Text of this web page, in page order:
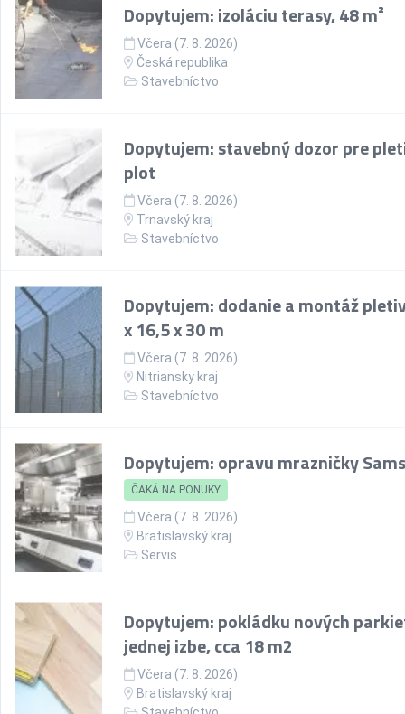
Dopytujem: izoláciu terasy, 48 m²
Včera (7. 8. 2026)
Česká republika
Stavebníctvo
Dopytujem: stavebný dozor pre
plot
Včera (7. 8. 2026)
Trnavský kraj
Stavebníctvo
Dopytujem: dodanie a montáž
x 16,5 x 30 m
Včera (7. 8. 2026)
Nitriansky kraj
Stavebníctvo
Dopytujem: opravu mrazničky
ČAKÁ NA PONUKY
Včera (7. 8. 2026)
Bratislavský kraj
Servis
Dopytujem: pokládku nových
jednej izbe, cca 18 m2
Včera (7. 8. 2026)
Bratislavský kraj